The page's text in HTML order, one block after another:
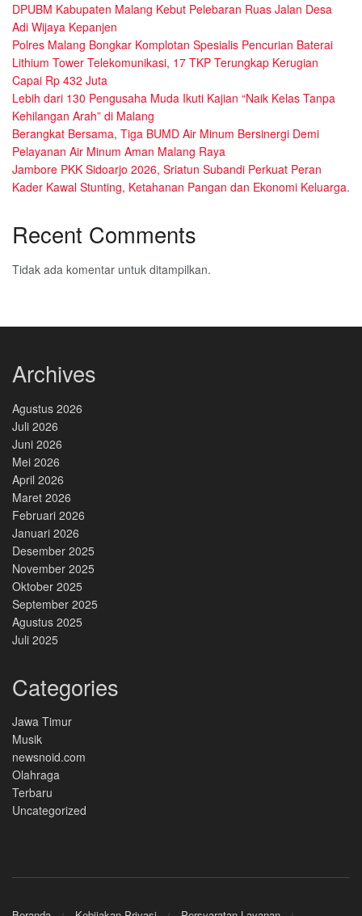
DPUBM Kabupaten Malang Kebut Pelebaran Ruas Jalan Desa
Adi Wijaya Kepanjen
Polres Malang Bongkar Komplotan Spesialis Pencurian Baterai
Lithium Tower Telekomunikasi, 17 TKP Terungkap Kerugian
Capai Rp 432 Juta
Lebih dari 130 Pengusaha Muda Ikuti Kajian “Naik Kelas Tanpa
Kehilangan Arah” di Malang
Berangkat Bersama, Tiga BUMD Air Minum Bersinergi Demi
Pelayanan Air Minum Aman Malang Raya
Jambore PKK Sidoarjo 2026, Sriatun Subandi Perkuat Peran
Kader Kawal Stunting, Ketahanan Pangan dan Ekonomi Keluarga.
Recent Comments
Tidak ada komentar untuk ditampilkan.
Archives
Agustus 2026
Juli 2026
Juni 2026
Mei 2026
April 2026
Maret 2026
Februari 2026
Januari 2026
Desember 2025
November 2025
Oktober 2025
September 2025
Agustus 2025
Juli 2025
Categories
Jawa Timur
Musik
newsnoid.com
Olahraga
Terbaru
Uncategorized